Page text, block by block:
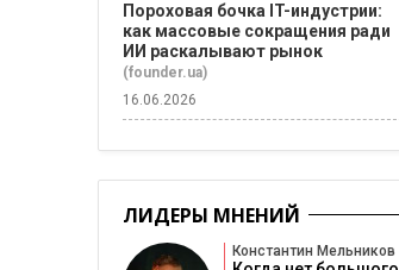
Пороховая бочка IT-индустрии:
как массовые сокращения ради
ИИ раскалывают рынок
(founder.ua)
16.06.2026
ЛИДЕРЫ МНЕНИЙ
Константин Мельников